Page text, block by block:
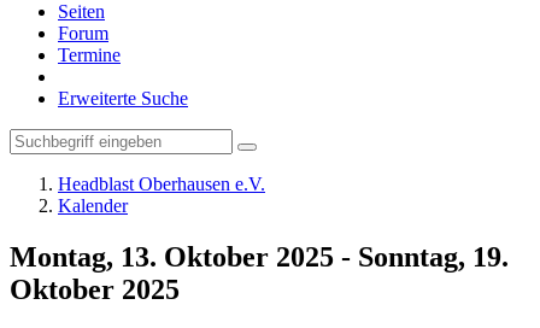
Seiten
Forum
Termine
Erweiterte Suche
Headblast Oberhausen e.V.
Kalender
Montag, 13. Oktober 2025 - Sonntag, 19.
Oktober 2025